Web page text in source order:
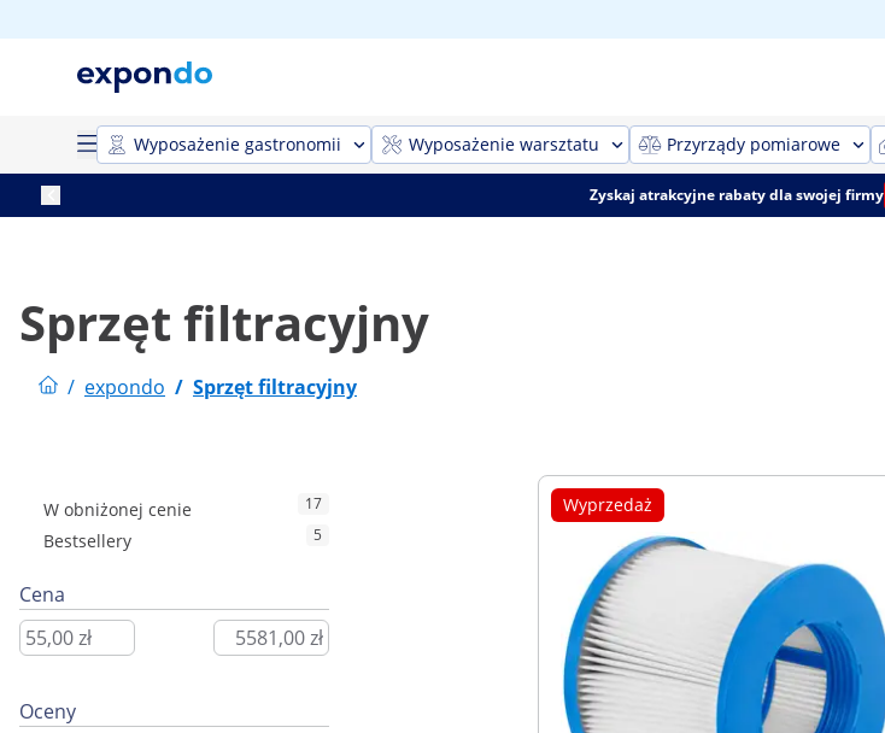
Wyposażenie gastronomii Wyposażenie warsztatu Przyrządy pomiarowe
Zyskaj atrakcyjne rabaty dla swojej firmy
Sprzęt filtracyjny
/ expondo / Sprzęt filtracyjny
W obniżonej cenie 17
Bestsellery 5
Cena
Oceny
Wyprzedaż